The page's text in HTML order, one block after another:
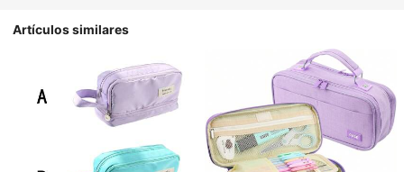
Artículos similares